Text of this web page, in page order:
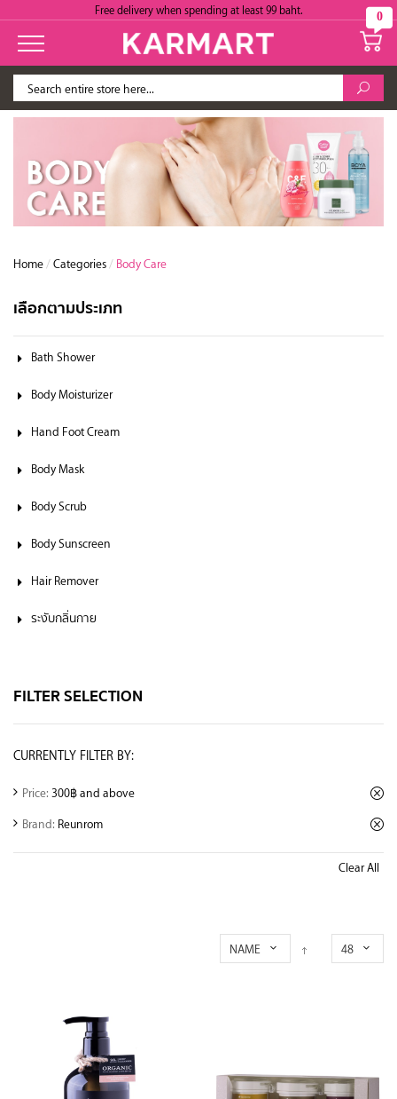
Free delivery when spending at least 99 baht. 0
Home /Categories / Body Care
เลือกตามประเภท
Bath Shower
Body Moisturizer
Hand Foot Cream
Body Mask
Body Scrub
Body Sunscreen
Hair Remover
ระงับกลิ่นกาย
FILTER SELECTION
CURRENTLY FILTER BY:
Price: 300฿ and above
Brand: Reunrom
Clear All
NAME 48